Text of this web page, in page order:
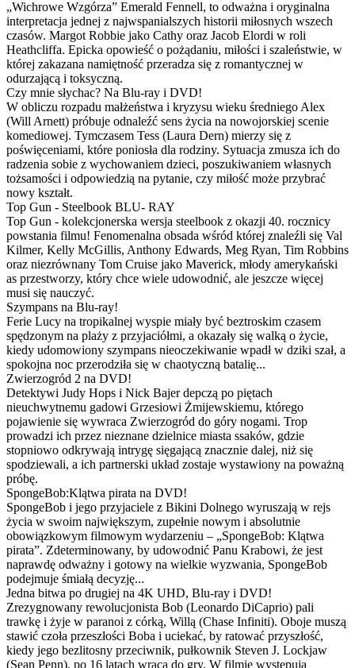
„Wichrowe Wzgórza” Emerald Fennell, to odważna i oryginalna
interpretacja jednej z najwspanialszych historii miłosnych wszech
czasów. Margot Robbie jako Cathy oraz Jacob Elordi w roli
Heathcliffa. Epicka opowieść o pożądaniu, miłości i szaleństwie, w
której zakazana namiętność przeradza się z romantycznej w
odurzającą i toksyczną.
Czy mnie słychac? Na Blu-ray i DVD!
W obliczu rozpadu małżeństwa i kryzysu wieku średniego Alex
(Will Arnett) próbuje odnaleźć sens życia na nowojorskiej scenie
komediowej. Tymczasem Tess (Laura Dern) mierzy się z
poświęceniami, które poniosła dla rodziny. Sytuacja zmusza ich do
radzenia sobie z wychowaniem dzieci, poszukiwaniem własnych
tożsamości i odpowiedzią na pytanie, czy miłość może przybrać
nowy kształt.
Top Gun - Steelbook BLU- RAY
Top Gun - kolekcjonerska wersja steelbook z okazji 40. rocznicy
powstania filmu! Fenomenalna obsada wśród której znaleźli się Val
Kilmer, Kelly McGillis, Anthony Edwards, Meg Ryan, Tim Robbins
oraz niezrównany Tom Cruise jako Maverick, młody amerykański
as przestworzy, który chce wiele udowodnić, ale jeszcze więcej
musi się nauczyć.
Szympans na Blu-ray!
Ferie Lucy na tropikalnej wyspie miały być beztroskim czasem
spędzonym na plaży z przyjaciółmi, a okazały się walką o życie,
kiedy udomowiony szympans nieoczekiwanie wpadł w dziki szał, a
spokojna noc przerodziła się w chaotyczną batalię...
Zwierzogród 2 na DVD!
Detektywi Judy Hops i Nick Bajer depczą po piętach
nieuchwytnemu gadowi Grzesiowi Żmijewskiemu, którego
pojawienie się wywraca Zwierzogród do góry nogami. Trop
prowadzi ich przez nieznane dzielnice miasta ssaków, gdzie
stopniowo odkrywają intrygę sięgającą znacznie dalej, niż się
spodziewali, a ich partnerski układ zostaje wystawiony na poważną
próbę.
SpongeBob:Klątwa pirata na DVD!
SpongeBob i jego przyjaciele z Bikini Dolnego wyruszają w rejs
życia w swoim największym, zupełnie nowym i absolutnie
obowiązkowym filmowym wydarzeniu – „SpongeBob: Klątwa
pirata”. Zdeterminowany, by udowodnić Panu Krabowi, że jest
naprawdę odważny i gotowy na wielkie wyzwania, SpongeBob
podejmuje śmiałą decyzję...
Jedna bitwa po drugiej na 4K UHD, Blu-ray i DVD!
Zrezygnowany rewolucjonista Bob (Leonardo DiCaprio) pali
trawkę i żyje w paranoi z córką, Willą (Chase Infiniti). Oboje muszą
stawić czoła przeszłości Boba i uciekać, by ratować przyszłość,
kiedy jego bezlitosny przeciwnik, pułkownik Steven J. Lockjaw
(Sean Penn), po 16 latach wraca do gry. W filmie występują